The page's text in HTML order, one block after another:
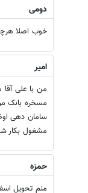
دومی
خوب اصلا هرچی
امیر
مسخره بانک
سامان دهی
مشغول بکار
حمزه
منم تحویل